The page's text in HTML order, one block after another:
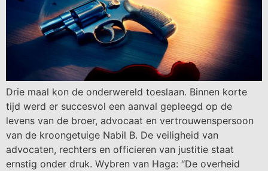
Drie maal kon de onderwereld toeslaan. Binnen korte
tijd werd er succesvol een aanval gepleegd op de
levens van de broer, advocaat en vertrouwenspersoon
van de kroongetuige Nabil B. De veiligheid van
advocaten, rechters en officieren van justitie staat
ernstig onder druk. Wybren van Haga: “De overheid